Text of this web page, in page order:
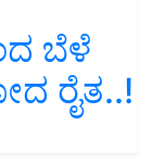
ಬೆಳೆ
ರೈತ..!